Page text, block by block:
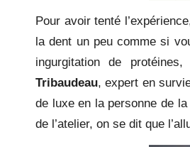
Pour avoir tenté
la dent un peu comme si
ingurgitation de
Tribaudeau, expert en
de luxe en la personne de
de l’atelier, on se dit que